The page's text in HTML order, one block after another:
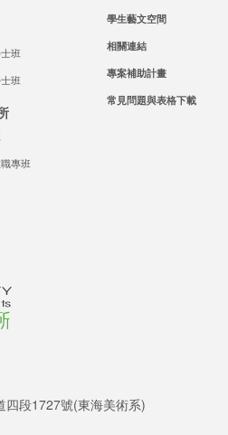
班
班
專班
學生藝文空間
相關連結
專案補助計畫
常見問題與表格下載
段1727號(東海美術系)